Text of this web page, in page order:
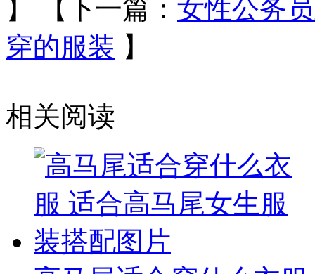
】
【下一篇： 女性公务
穿的服装 】
相关阅读